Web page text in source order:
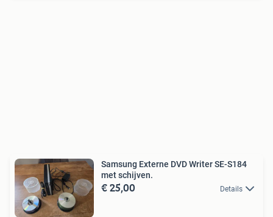
Samsung Externe DVD Writer SE-S184
met schijven.
€ 25,00 Details